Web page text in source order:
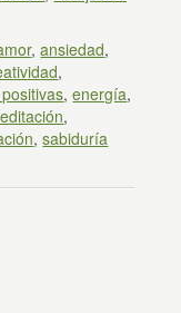
,ansiedad,
,
,energía,
,
,sabiduría